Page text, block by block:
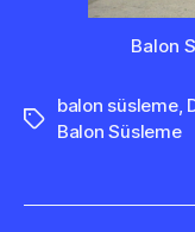
Balon
Etiketler
balon süsleme,
Balon Süsleme